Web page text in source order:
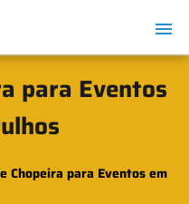
para Eventos
Chopeira para Eventos em